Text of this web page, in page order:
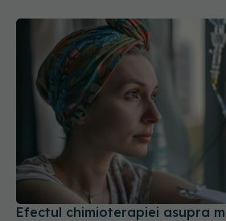
Efectul chimioterapiei asupra